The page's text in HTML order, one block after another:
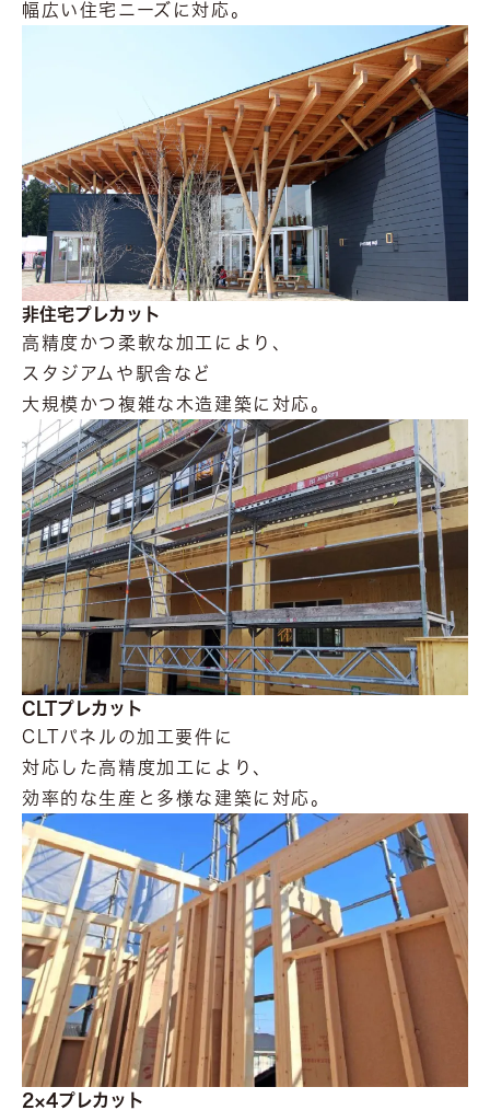
幅広い住宅ニーズに対応。
非住宅プレカット
高精度かつ柔軟な加工により、
スタジアムや駅舎など
大規模かつ複雑な木造建築に対応。
CLTプレカット
CLTパネルの加工要件に
対応した高精度加工により、
効率的な生産と多様な建築に対応。
2×4プレカット